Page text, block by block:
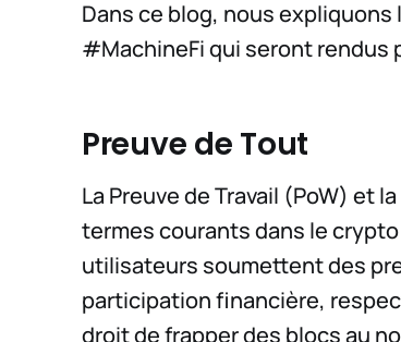
Dans ce blog, nous
#MachineFi qui seront rendus
Preuve de Tout
La Preuve de Travail (PoW) et
termes courants dans le
utilisateurs soumettent des
participation financière,
droit de frapper des blocs au